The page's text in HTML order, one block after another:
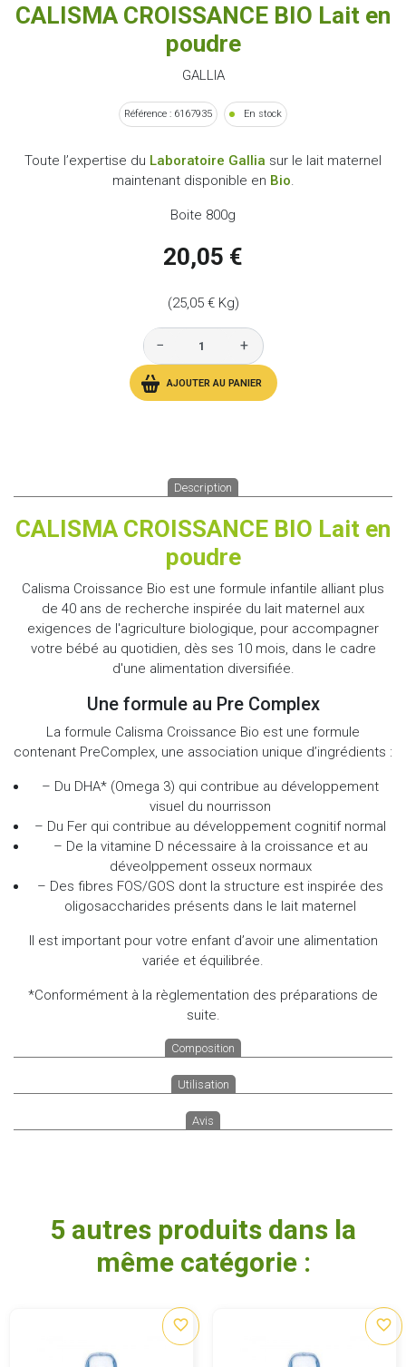
CALISMA CROISSANCE BIO Lait en
poudre
GALLIA
Référence : 6167935 En stock
Toute l’expertise du Laboratoire Gallia sur le lait maternel
maintenant disponible en Bio.
Boite 800g
20,05 €
(25,05 € Kg)
− +
AJOUTER AU PANIER
Description
CALISMA CROISSANCE BIO Lait en
poudre
Calisma Croissance Bio est une formule infantile alliant plus
de 40 ans de recherche inspirée du lait maternel aux
exigences de l'agriculture biologique, pour accompagner
votre bébé au quotidien, dès ses 10 mois, dans le cadre
d'une alimentation diversifiée.
Une formule au Pre Complex
La formule Calisma Croissance Bio est une formule
contenant PreComplex, une association unique d’ingrédients :
– Du DHA* (Omega 3) qui contribue au développement
visuel du nourrisson
– Du Fer qui contribue au développement cognitif normal
– De la vitamine D nécessaire à la croissance et au
déveolppement osseux normaux
– Des fibres FOS/GOS dont la structure est inspirée des
oligosaccharides présents dans le lait maternel
Il est important pour votre enfant d’avoir une alimentation
variée et équilibrée.
*Conformément à la règlementation des préparations de
suite.
Composition
Utilisation
Avis
5 autres produits dans la
même catégorie :
favorite_border favorite_border